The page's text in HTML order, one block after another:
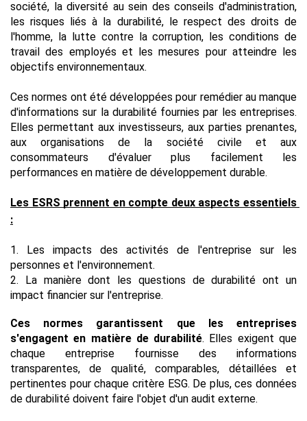
société, la diversité au sein des conseils d'administration,
les risques liés à la durabilité, le respect des droits de
l'homme, la lutte contre la corruption, les conditions de
travail des employés et les mesures pour atteindre les
objectifs environnementaux.
Ces normes ont été développées pour remédier au manque
d'informations sur la durabilité fournies par les entreprises.
Elles permettant aux investisseurs, aux parties prenantes,
aux organisations de la société civile et aux
consommateurs d'évaluer plus facilement les
performances en matière de développement durable.
Les ESRS prennent en compte deux aspects essentiels
:
1. Les impacts des activités de l'entreprise sur les
personnes et l'environnement.
2. La manière dont les questions de durabilité ont un
impact financier sur l'entreprise.
Ces normes garantissent que les entreprises
s'engagent en matière de durabilité. Elles exigent que
chaque entreprise fournisse des informations
transparentes, de qualité, comparables, détaillées et
pertinentes pour chaque critère ESG. De plus, ces données
de durabilité doivent faire l'objet d'un audit externe.